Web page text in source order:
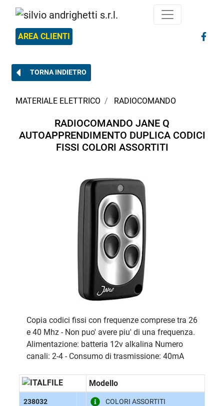
AREA CLIENTI
TORNA INDIETRO
MATERIALE ELETTRICO RADIOCOMANDO
RADIOCOMANDO JANE Q
AUTOAPPRENDIMENTO DUPLICA CODICI
FISSI COLORI ASSORTITI
Copia codici fissi con frequenze comprese tra 26
e 40 Mhz - Non puo' avere piu' di una frequenza.
Alimentazione: batteria 12v alkalina Numero
canali: 2-4 - Consumo di trasmissione: 40mA
Modello
238032 COLORI ASSORTITI